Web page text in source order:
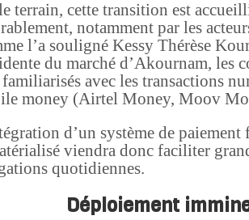
terrain, cette transition est
notamment par les
l’a souligné Kessy Thérèse
du marché d’Akournam, les
avec les transactions
money (Airtel Money, Moov
d’un système de paiement
viendra donc faciliter
quotidiennes.
Déploiement